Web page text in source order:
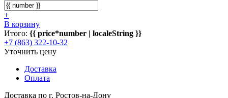
+
В корзину
Итого: {{ price*number | localeString }}
+7 (863) 322-10-32
Уточнить цену
Доставка
Оплата
Доставка по г. Ростов-на-Дону